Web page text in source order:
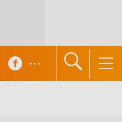
...